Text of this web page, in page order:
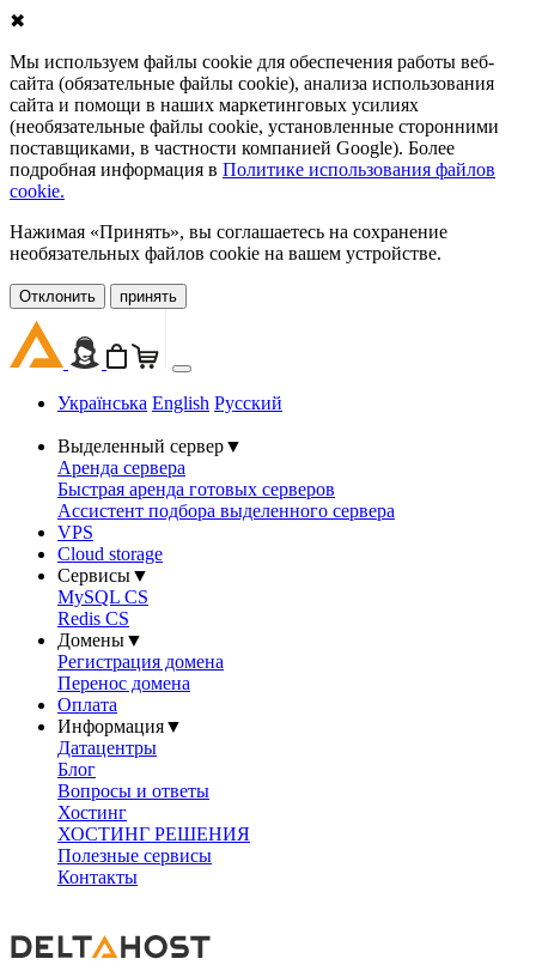
✖
Мы используем файлы cookie для обеспечения работы веб-
сайта (обязательные файлы cookie), анализа использования
сайта и помощи в наших маркетинговых усилиях
(необязательные файлы cookie, установленные сторонними
поставщиками, в частности компанией Google). Более
подробная информация в Политике использования файлов
cookie.
Нажимая «Принять», вы соглашаетесь на сохранение
необязательных файлов cookie на вашем устройстве.
Oтклонить принять
Українська English Русский
Выделенный сервер▼
Аренда сервера
Быстрая аренда готовых серверов
Ассистент подбора выделенного сервера
VPS
Cloud storage
Сервисы▼
MySQL CS
Redis CS
Домены▼
Регистрация домена
Перенос домена
Оплата
Информация▼
Датацентры
Блог
Вопросы и ответы
Хостинг
ХОСТИНГ РЕШЕНИЯ
Полезные сервисы
Контакты